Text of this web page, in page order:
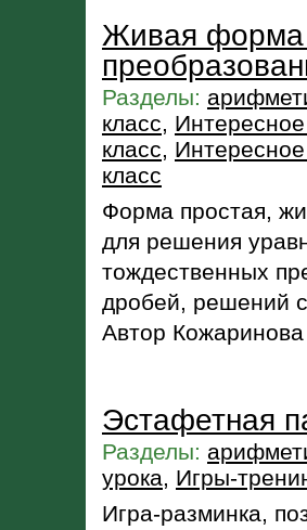
Живая форма
Разделы:
класс, Интересное
класс, Интересное
класс
Форма простая,
для решения
тождественных
дробей, решений
Автор
Эстафетная
Разделы:
урока, Игры-
Игра-разминка,